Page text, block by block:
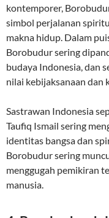
kontemporer,
simbol perjalanan
makna hidup. Dalam
Borobudur sering
budaya Indonesia, dan
nilai kebijaksanaan dan
Sastrawan Indonesia
Taufiq Ismail sering
identitas bangsa dan
Borobudur sering
menggugah pemikiran
manusia.